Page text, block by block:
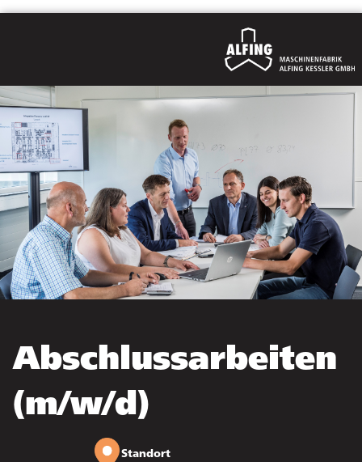
Abschlussarbeiten
(m/w/d)
Standort